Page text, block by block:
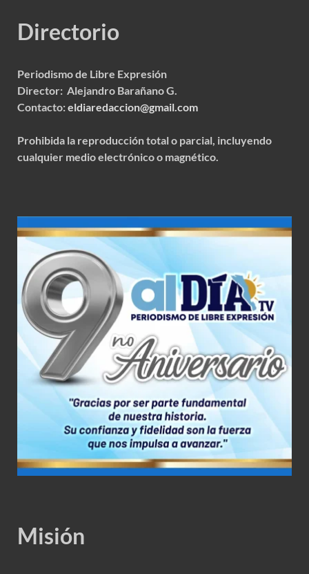
Directorio
Periodismo de Libre Expresión
Director: Alejandro Barañano G.
Contacto:eldiaredaccion@gmail.com
Prohibida la reproducción total o parcial, incluyendo
cualquier medio electrónico o magnético.
Misión